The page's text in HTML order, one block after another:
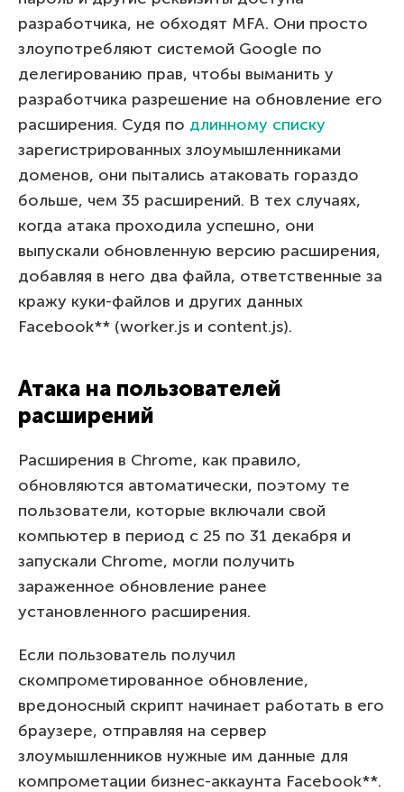
разработчика, не обходят MFA. Они просто
злоупотребляют системой Google по
делегированию прав, чтобы выманить у
разработчика разрешение на обновление его
расширения. Судя по длинному списку
зарегистрированных злоумышленниками
доменов, они пытались атаковать гораздо
больше, чем 35 расширений. В тех случаях,
когда атака проходила успешно, они
выпускали обновленную версию расширения,
добавляя в него два файла, ответственные за
кражу куки-файлов и других данных
Facebook** (worker.js и content.js).
Атака на пользователей
расширений
Расширения в Chrome, как правило,
обновляются автоматически, поэтому те
пользователи, которые включали свой
компьютер в период с 25 по 31 декабря и
запускали Chrome, могли получить
зараженное обновление ранее
установленного расширения.
Если пользователь получил
скомпрометированное обновление,
вредоносный скрипт начинает работать в его
браузере, отправляя на сервер
злоумышленников нужные им данные для
компрометации бизнес-аккаунта Facebook**.